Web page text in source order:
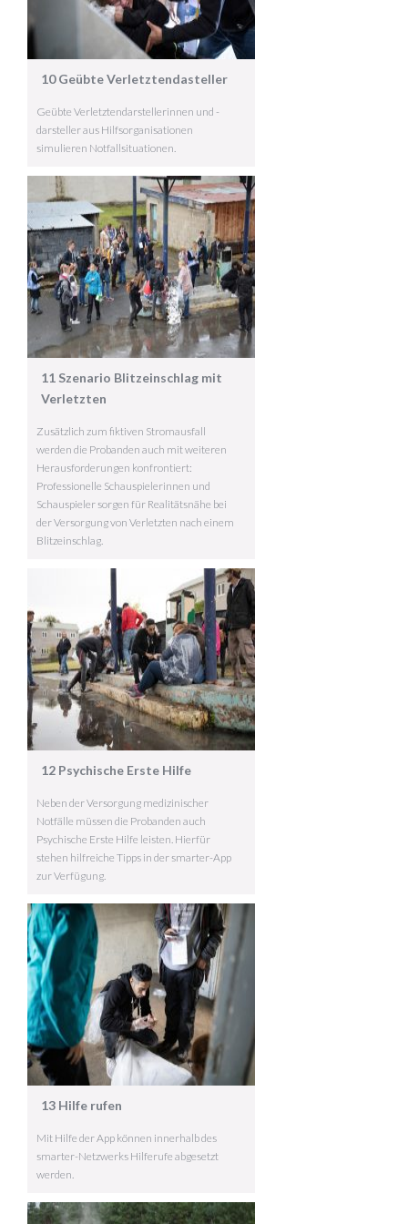
10 Geübte Verletztendasteller
Geübte Verletztendarstellerinnen und -
darsteller aus Hilfsorganisationen
simulieren Notfallsituationen.
11 Szenario Blitzeinschlag mit
Verletzten
Zusätzlich zum fiktiven Stromausfall
werden die Probanden auch mit weiteren
Herausforderungen konfrontiert:
Professionelle Schauspielerinnen und
Schauspieler sorgen für Realitätsnähe bei
der Versorgung von Verletzten nach einem
Blitzeinschlag.
12 Psychische Erste Hilfe
Neben der Versorgung medizinischer
Notfälle müssen die Probanden auch
Psychische Erste Hilfe leisten. Hierfür
stehen hilfreiche Tipps in der smarter-App
zur Verfügung.
13 Hilfe rufen
Mit Hilfe der App können innerhalb des
smarter-Netzwerks Hilferufe abgesetzt
werden.